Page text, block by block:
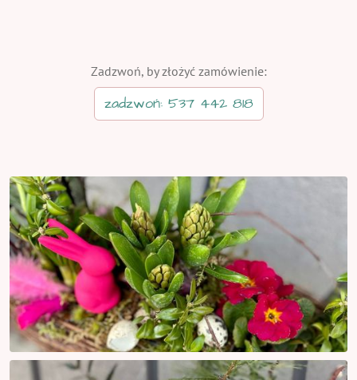
Zadzwoń, by złożyć zamówienie:
zadzwoń: 537 442 818